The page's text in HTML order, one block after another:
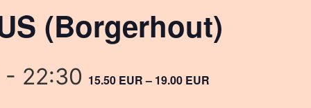
(Borgerhout)
- 22:30 15.50 EUR – 19.00 EUR